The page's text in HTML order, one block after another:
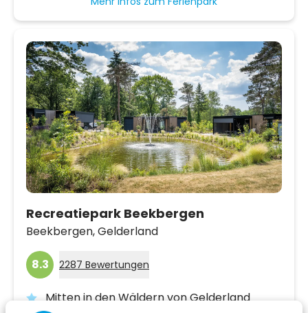
Recreatiepark Beekbergen
Beekbergen,Gelderland
8.3 2287 Bewertungen
Mitten in den Wäldern von Gelderland